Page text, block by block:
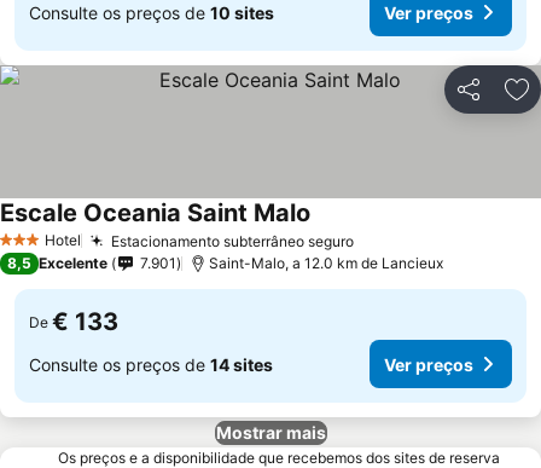
Consulte os preços de 10 sites Ver preços
Partilhar
3 EstrelasHotel Estacionamento subterrâneo seguro
Escale Oceania Saint Malo
8,5 Excelente 7.901 Saint-Malo, a 12.0 km de Lancieux
De € 133
Consulte os preços de 14 sites Ver preços
Mostrar mais
Os preços e a disponibilidade que recebemos dos sites de reserva